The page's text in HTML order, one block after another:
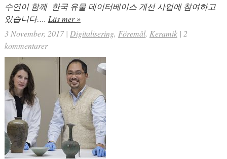
수연이 함께 한국 유물 데이터베이스 개선 사업에 참여하고
있습니다…. Läs mer »
3 November, 2017 | Digitalisering, Föremål, Keramik | 2
kommentarer